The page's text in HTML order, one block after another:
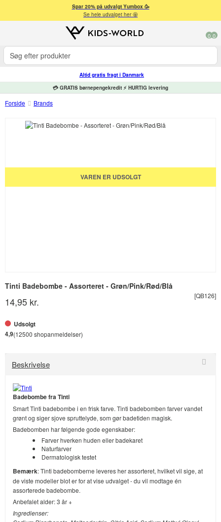
Spar 20% på udvalgt Yumbox 🥳
Se hele udvalget her 🤩
0 0
Altid gratis fragt i Danmark
💳 GRATIS børnepengekredit ⚡ HURTIG levering
Forside Brands
VAREN ER UDSOLGT
Tinti Badebombe - Assorteret - Grøn/Pink/Rød/Blå
[QB126]
14,95 kr.
Udsolgt
4,9(12500 shopanmeldelser)
Beskrivelse
Badebombe fra Tinti
Smart Tinti badebombe i en frisk farve. Tinti badebomben farver vandet
grønt og siger sjove spruttelyde, som gør badetiden magisk.
Badebomben har følgende gode egenskaber:
Farver hverken huden eller badekaret
Naturfarver
Dermatologisk testet
Bemærk: Tinti badebomberne leveres her assorteret, hvilket vil sige, at
de viste modeller blot er for at vise udvalget - du vil modtage én
assorterede badebombe.
Anbefalet alder: 3 år +
Ingredienser: